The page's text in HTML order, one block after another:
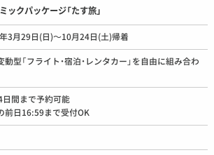
ックパッケージ「たす旅」
3月29日(日)～10月24日(土)帰着
動型「フライト・宿泊・レンタカー」を自由に組み合わ
日間まで予約可能
前日16:59まで受付OK